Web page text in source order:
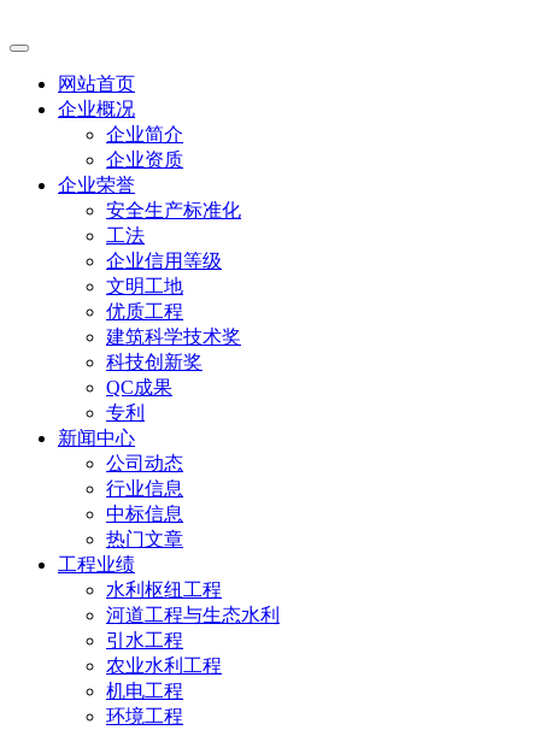
网站首页
企业概况
企业简介
企业资质
企业荣誉
安全生产标准化
工法
企业信用等级
文明工地
优质工程
建筑科学技术奖
科技创新奖
QC成果
专利
新闻中心
公司动态
行业信息
中标信息
热门文章
工程业绩
水利枢纽工程
河道工程与生态水利
引水工程
农业水利工程
机电工程
环境工程